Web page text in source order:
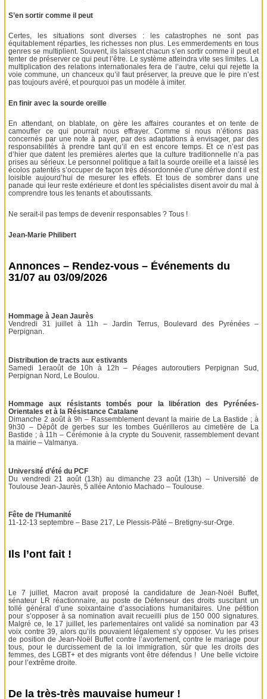
S’en sortir comme il peut
Certes, les situations sont diverses : les catastrophes ne sont pas
équitablement réparties, les richesses non plus. Les emmerdements en tous
genres se multiplient. Souvent, ils laissent chacun s’en sortir comme il peut et
tenter de préserver ce qui peut l’être. Le système atteindra vite ses limites. La
multiplication des relations internationales fera de l’autre, celui qui rejette la
voie commune, un chanceux qu’il faut préserver, la preuve que le pire n’est
pas toujours avéré, et pourquoi pas un modèle à imiter.
En finir avec la sourde oreille
En attendant, on blablate, on gère les affaires courantes et on tente de
camoufler ce qui pourrait nous effrayer. Comme si nous n’étions pas
concernés par une note à payer, par des adaptations à envisager, par des
responsabilités à prendre tant qu’il en est encore temps. Et ce n’est pas
d’hier que datent les premières alertes que la culture traditionnelle n’a pas
prises au sérieux. Le personnel politique a fait la sourde oreille et a laissé les
écolos patentés s’occuper de façon très désordonnée d’une dérive dont il est
loisible aujourd’hui de mesurer les effets. Et tous de sombrer dans une
panade qui leur reste extérieure et dont les spécialistes disent avoir du mal à
comprendre tous les tenants et aboutissants.
Ne serait-il pas temps de devenir responsables ? Tous !
Jean-Marie Philibert
Annonces – Rendez-vous – Événements du
31/07 au 03/09/2026
Hommage à Jean Jaurès
Vendredi 31 juillet à 11h – Jardin Terrus, Boulevard des Pyrénées –
Perpignan.
Distribution de tracts aux estivants
Samedi 1eraoût de 10h à 12h – Péages autoroutiers Perpignan Sud,
Perpignan Nord, Le Boulou.
Hommage aux résistants tombés pour la libération des Pyrénées-
Orientales et à la Résistance Catalane
Dimanche 2 août à 9h – Rassemblement devant la mairie de La Bastide ; à
9h30 – Dépôt de gerbes sur les tombes Guérilleros au cimetière de La
Bastide ; à 11h – Cérémonie à la crypte du Souvenir, rassemblement devant
la mairie – Valmanya.
Université d’été du PCF
Du vendredi 21 août (13h) au dimanche 23 août (13h) – Université de
Toulouse Jean-Jaurès, 5 allée Antonio Machado – Toulouse.
Fête de l’Humanité
11-12-13 septembre – Base 217, Le Plessis-Pâté – Bretigny-sur-Orge.
Ils l’ont fait !
Le 7 juillet, Macron avait proposé la candidature de Jean-Noël Buffet,
sénateur LR réactionnaire, au poste de Défenseur des droits suscitant un
tollé général d’une soixantaine d’associations humanitaires. Une pétition
pour s’opposer à sa nomination avait recueilli plus de 150 000 signatures.
Malgré ce, le 17 juillet, les parlementaires ont validé sa nomination par 43
voix contre 39, alors qu’ils pouvaient légalement s’y opposer. Vu les prises
de position de Jean-Noël Buffet contre l’avortement, contre le mariage pour
tous, pour le durcissement de la loi immigration, sûr que les droits des
femmes, des LGBT+ et des migrants vont être défendus ! Une belle victoire
pour l’extrême droite.
De la très-très mauvaise humeur !